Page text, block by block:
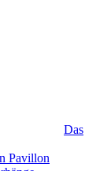
Das
Pavillon